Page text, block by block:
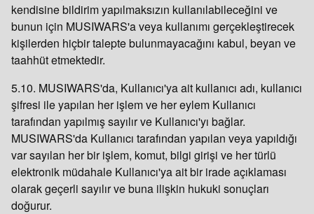
kendisine bildirim yapılmaksızın kullanılabileceğini ve
bunun için MUSIWARS'a veya kullanımı gerçekleştirecek
kişilerden hiçbir talepte bulunmayacağını kabul, beyan ve
taahhüt etmektedir.
5.10. MUSIWARS'da, Kullanıcı'ya ait kullanıcı adı, kullanıcı
şifresi ile yapılan her işlem ve her eylem Kullanıcı
tarafından yapılmış sayılır ve Kullanıcı'yı bağlar.
MUSIWARS'da Kullanıcı tarafından yapılan veya yapıldığı
var sayılan her bir işlem, komut, bilgi girişi ve her türlü
elektronik müdahale Kullanıcı'ya ait bir irade açıklaması
olarak geçerli sayılır ve buna ilişkin hukuki sonuçları
doğurur.